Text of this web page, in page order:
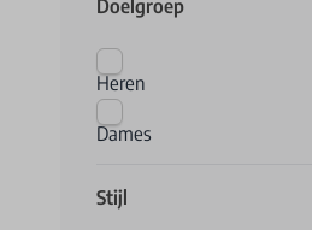
Doelgroep
Heren
Dames
Stijl